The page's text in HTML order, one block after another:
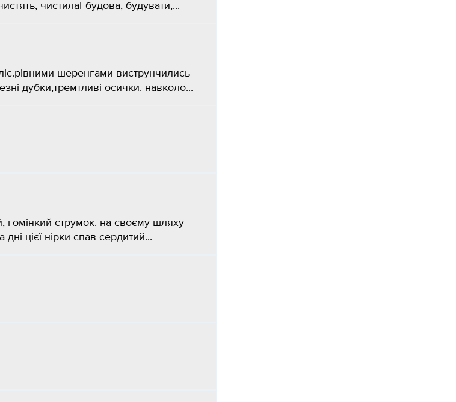
чистилаГбудова, будувати,...
шеренгами виструнчились
дубки,тремтливі осички. навколо...
гомінкий струмок. на своєму шляху
цієї нірки спав сердитий...